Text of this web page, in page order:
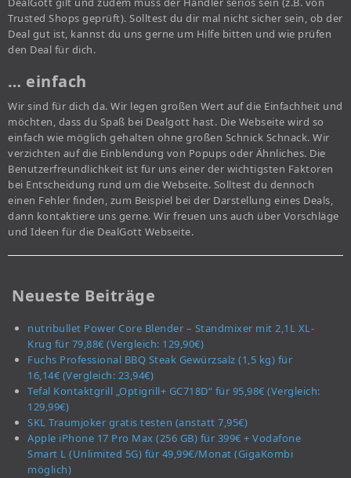
Trusted Shops geprüft). Solltest du dir mal nicht sicher sein, ob der
Deal gut ist, kannst du uns gerne um Hilfe bitten und wie prüfen
den Deal für dich.
… einfach
Wir sind für dich da. Wir legen großen Wert auf die Einfachheit und
möchten, dass du Spaß bei Dealgott hast. Die Webseite wird so
einfach wie möglich gehalten ohne großen Schnick Schnack. Wir
verzichten auf die Einblendung von Popups oder Ähnliches. Die
Benutzerfreundlichkeit ist für uns einer der wichtigsten Faktoren
bei Entscheidung rund um die Webseite. Solltest du dennoch
einen Fehler finden, zum Beispiel bei der Darstellung eines Deals,
dann kontaktiere uns gerne. Wir freuen uns auch über Vorschläge
und Ideen für die DealGott Webseite.
Neueste Beiträge
nutribullet Power Core Blender – Standmixer mit 2,1L XL-
Krug für 79,88€ (Vergleich: 129,90€)
Fuchs Professional BBQ Steak Gewürzsalz (1,5 kg) für
16,14€ (Vergleich: 23,94€)
Tefal Kontaktgrill „Optigrill+ GC718D“ für 95,98€ (Vergleich:
129,99€)
SKL Traumjoker gratis testen (anstatt 7,95€)
Apple iPhone 17 Pro Max (256 GB) für 399€ + Vodafone
Smart L (Unlimited 5G) für 49,99€/Monat (GigaKombi
möglich)